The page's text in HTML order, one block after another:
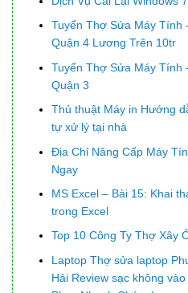
Tuyển Thợ Sửa Máy Tính
Quận 4 Lương Trên 10tr
Tuyển Thợ Sửa Máy Tính
Quận 3
Thủ thuật Máy in Hướng
tự xử lý tại nhà
Địa Chỉ Nâng Cấp Máy
Ngay
MS Excel – Bài 15: Khai
trong Excel
Top 10 Công Ty Thợ Xây
Laptop Thợ sửa laptop
Hải Review sạc không